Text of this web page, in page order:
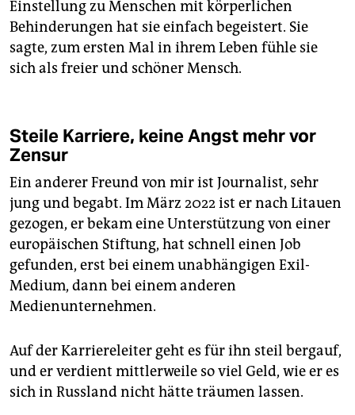
Einstellung zu Menschen mit körperlichen
Behinderungen hat sie einfach begeistert. Sie
sagte, zum ersten Mal in ihrem Leben fühle sie
sich als freier und schöner Mensch.
Steile Karriere, keine Angst mehr vor
Zensur
Ein anderer Freund von mir ist Journalist, sehr
jung und begabt. Im März 2022 ist er nach Litauen
gezogen, er bekam eine Unterstützung von einer
europäischen Stiftung, hat schnell einen Job
gefunden, erst bei einem unabhängigen Exil-
Medium, dann bei einem anderen
Medienunternehmen.
Auf der Karriereleiter geht es für ihn steil bergauf,
und er verdient mittlerweile so viel Geld, wie er es
sich in Russland nicht hätte träumen lassen.